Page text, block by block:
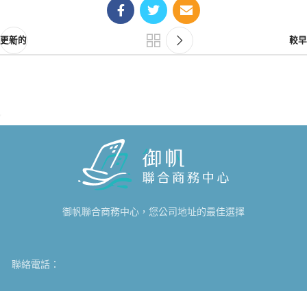
更新的 較早
御帆聯合商務中心，您公司地址的最佳選擇
聯絡電話：